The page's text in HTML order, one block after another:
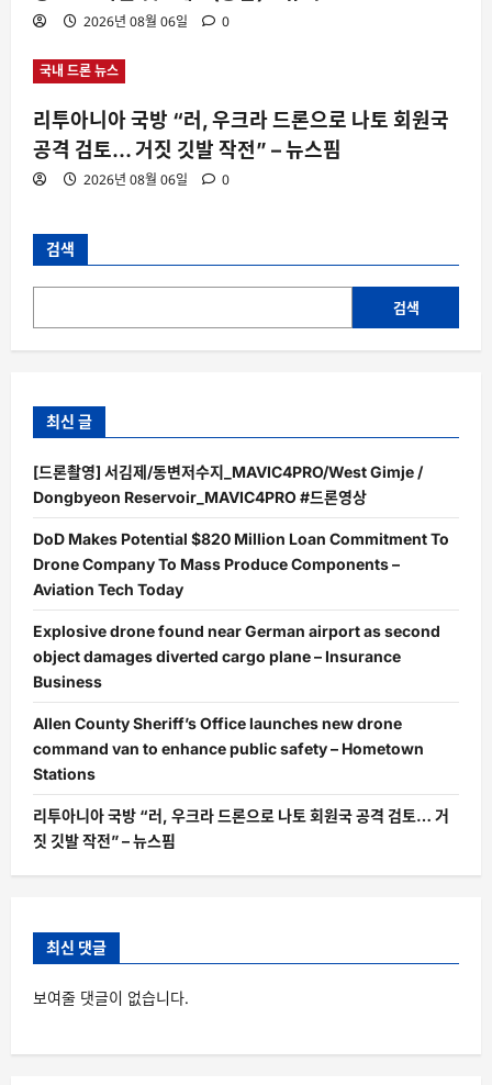
2026년 08월 06일 0
국내 드론 뉴스
리투아니아 국방 “러, 우크라 드론으로 나토 회원국
공격 검토… 거짓 깃발 작전” – 뉴스핌
2026년 08월 06일 0
검색
검색
최신 글
[드론촬영] 서김제/동변저수지_MAVIC4PRO/West Gimje /
Dongbyeon Reservoir_MAVIC4PRO #드론영상
DoD Makes Potential $820 Million Loan Commitment To
Drone Company To Mass Produce Components –
Aviation Tech Today
Explosive drone found near German airport as second
object damages diverted cargo plane – Insurance
Business
Allen County Sheriff’s Office launches new drone
command van to enhance public safety – Hometown
Stations
리투아니아 국방 “러, 우크라 드론으로 나토 회원국 공격 검토… 거
짓 깃발 작전” – 뉴스핌
최신 댓글
보여줄 댓글이 없습니다.